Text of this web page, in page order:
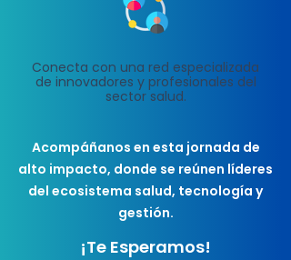
Conecta con una red especializada
de innovadores y profesionales del
sector salud.
Acompáñanos en esta jornada de
alto impacto, donde se reúnen líderes
del ecosistema salud, tecnología y
gestión.
¡Te Esperamos!